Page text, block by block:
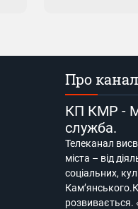
Про канал
КП КМР -
служба.
Телеканал
міста – від
соціальних,
розвивається.